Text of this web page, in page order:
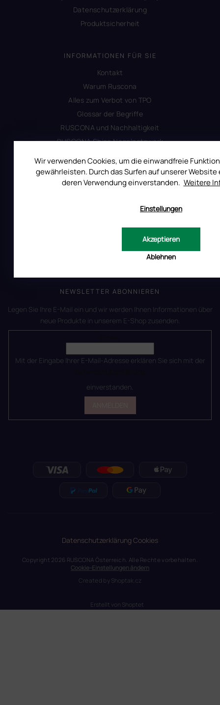
Wir verwenden Cookies, um die einwandfreie
gewährleisten. Durch das Surfen auf unserer Website
deren Verwendung einverstanden. Weitere
Einstellungen
Ablehnen
Akzeptieren
Datenschutzerklärung
Produktsicherheit
INFORMATIONEN FÜR SIE
Kontakt
Warum Ruscona
Alles zum Verbot von TPO
Glossar der Begriffe
RUSCONA und Nachhaltigkeit
RUSCONA Shine Nagelnetzwerk
Geschäftsbewertung
Widerrufsrecht
14 Tage Rückgaberecht – EU
NEWSLETTER ABONNIEREN
Legen Sie Ihre E-Mail ein und wir werden Ihnen Informationen über
neue Produkte in unserem E-Shop zusenden.
Mit der Eingabe Ihrer E-Mail-Adresse erklären Sie sich mit der
einverstanden.
DatenschutzerklärungCookies
Erstellt von Shoptet
Copyright 2026 RUSCONA Österreich. Alle Rechte vorbehalten.
Cookie-Einstellungen ändern
Created byShoptak.cz